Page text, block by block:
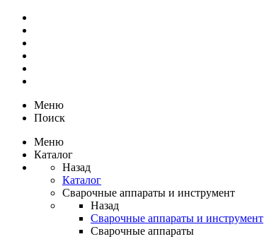
Меню
Поиск
Меню
Каталог
Назад
Каталог
Сварочные аппараты и инструмент
Назад
Сварочные аппараты и инструмент
Сварочные аппараты